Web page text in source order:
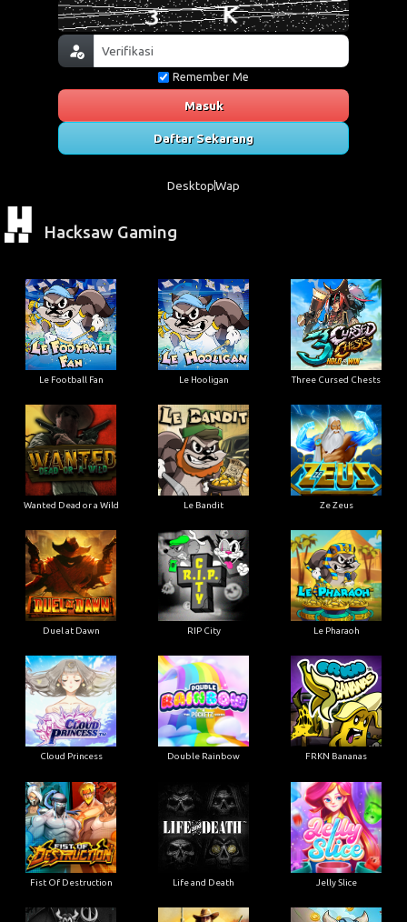
Remember Me
Masuk
Daftar Sekarang
DesktopWap
Hacksaw Gaming
Le Football Fan Le Hooligan Three Cursed Chests
Wanted Dead or a Wild Le Bandit Ze Zeus
Duel at Dawn RIP City Le Pharaoh
Cloud Princess Double Rainbow FRKN Bananas
Fist Of Destruction Life and Death Jelly Slice